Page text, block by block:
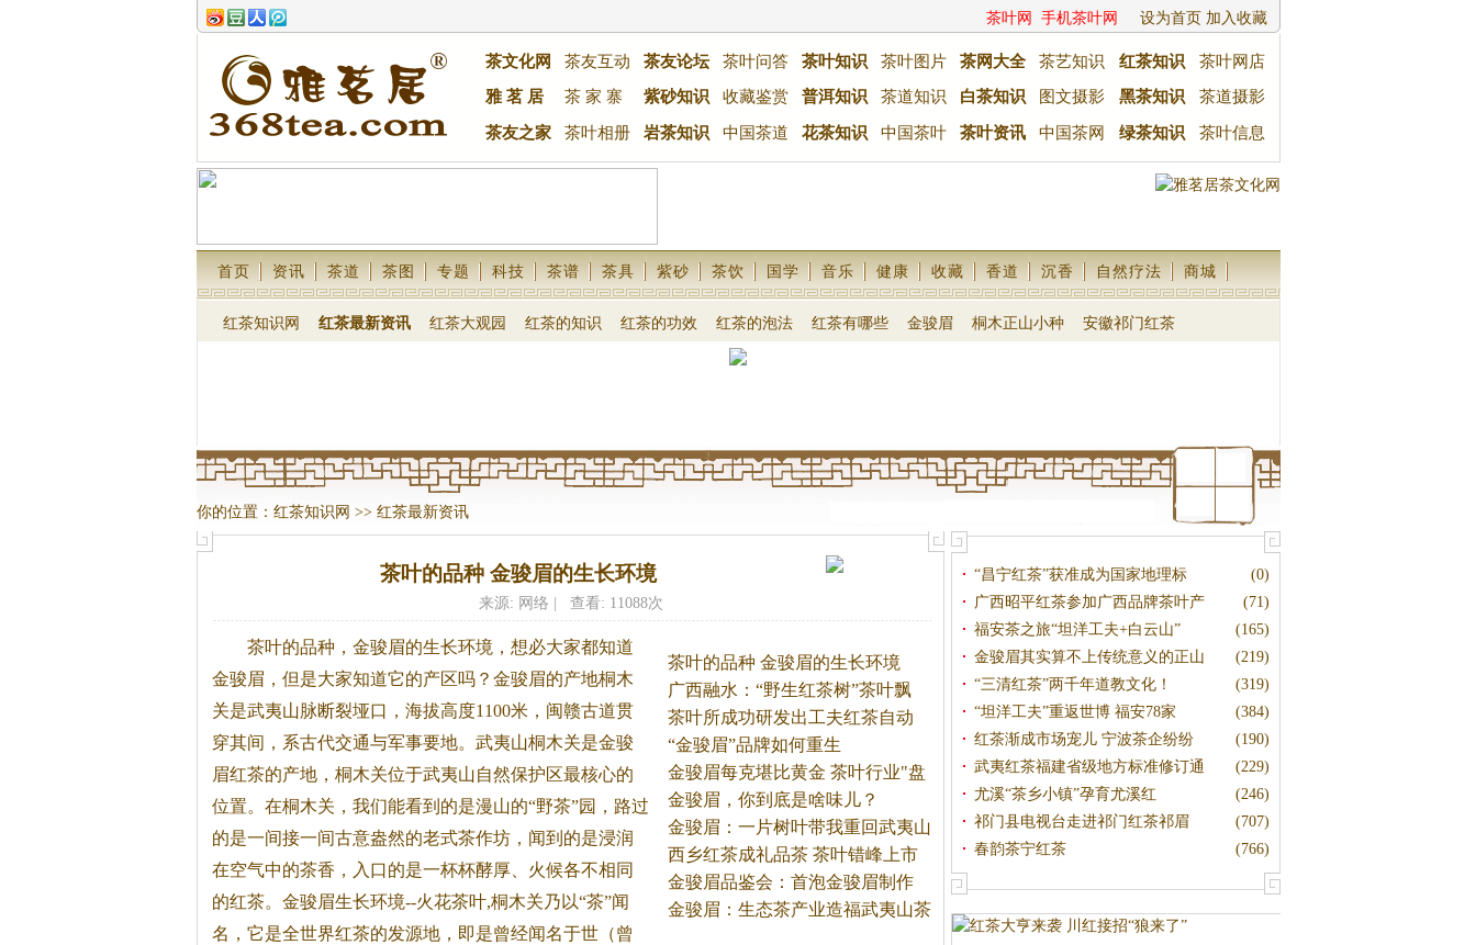
茶叶网 手机茶叶网 设为首页 加入收藏
茶文化网 茶友互动 茶友论坛 茶叶问答 茶叶知识 茶叶图片 茶网大全 茶艺知识 红茶知识
茶叶网店
雅 茗 居
茶 家 寨 紫砂知识 收藏鉴赏 普洱知识 茶道知识 白茶知识 图文摄影 黑茶知识 茶道摄影
茶友之家 茶叶相册 岩茶知识 中国茶道 花茶知识 中国茶叶 茶叶资讯 中国茶网 绿茶知识 茶叶信息
首页 资讯 茶道 茶图 专题 科技 茶谱 茶具 紫砂 茶饮 国学 音乐 健康 收藏 香道 沉香 自然疗法 商城
红茶知识网 红茶最新资讯 红茶大观园 红茶的知识 红茶的功效 红茶的泡法 红茶有哪些 金骏眉 桐木正山小种 安徽祁门红茶
你的位置： 红茶知识网 >> 红茶最新资讯
茶叶的品种 金骏眉的生长环境
来源: 网络 | 查看: 11088次
茶叶的品种 金骏眉的生长环境
广西融水：“野生红茶树”茶叶飘
茶叶所成功研发出工夫红茶自动
化
“金骏眉”品牌如何重生
金骏眉每克堪比黄金 茶叶行业"盘
金骏眉，你到底是啥味儿？
金骏眉：一片树叶带我重回武夷山
西乡红茶成礼品茶 茶叶错峰上市
金骏眉品鉴会：首泡金骏眉制作
人
金骏眉：生态茶产业造福武夷山茶
茶叶的品种，金骏眉的生长环境，想必大家都知道
金骏眉，但是大家知道它的产区吗？金骏眉的产地桐木
关是武夷山脉断裂垭口，海拔高度1100米，闽赣古道贯
穿其间，系古代交通与军事要地。 武夷山桐木关是金骏
眉红茶的产地，桐木关位于武夷山自然保护区最核心的
位置。在桐木关，我们能看到的是漫山的“野茶”园，路过
的是一间接一间古意盎然的老式茶作坊，闻到的是浸润
在空气中的茶香，入口的是一杯杯酵厚、火候各不相同
的红茶。金骏眉生长环境--火花茶叶,桐木关乃以“茶”闻
名，它是全世界红茶的发源地，即是曾经闻名于世（曾
(0)
“昌宁红茶”获准成为国家地理标
(71)
广西昭平红茶参加广西品牌茶叶产
(165)
福安茶之旅“坦洋工夫+白云山”
(219)
金骏眉其实算不上传统意义的正山
(319)
“三清红茶”两千年道教文化！
(384)
“坦洋工夫”重返世博 福安78家
(190)
红茶渐成市场宠儿 宁波茶企纷纷
(229)
武夷红茶福建省级地方标准修订通
(246)
尤溪“茶乡小镇”孕育尤溪红
(707)
祁门县电视台走进祁门红茶祁眉
(766)
春韵茶宁红茶